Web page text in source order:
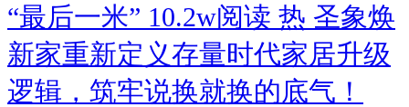
“最后一米” 10.2w阅读 热 圣象焕
新家重新定义存量时代家居升级
逻辑，筑牢说换就换的底气！